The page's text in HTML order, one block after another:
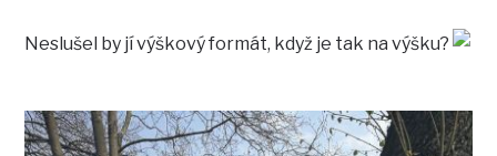
Neslušel by jí výškový formát, když je tak na výšku?